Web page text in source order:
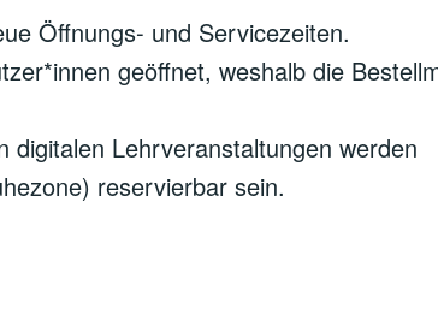
Öffnungs- und Servicezeiten.
geöffnet, weshalb die
Lehrveranstaltungen werden
reservierbar sein.